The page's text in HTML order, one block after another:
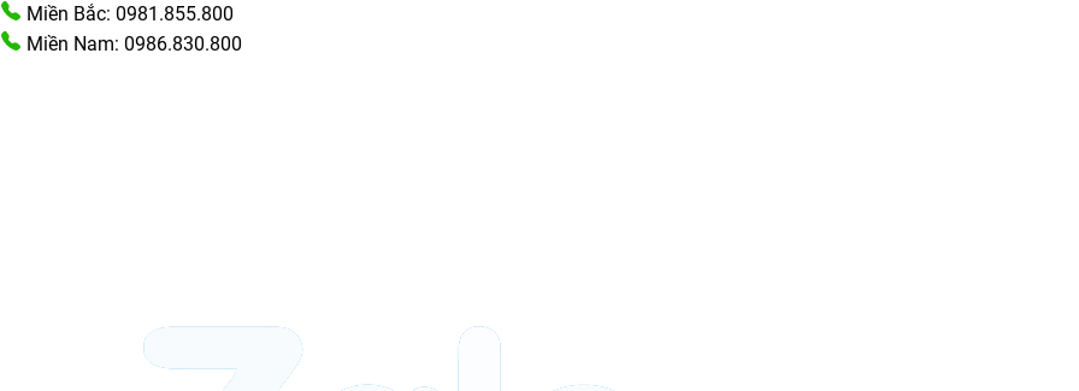
Miền Bắc: 0981.855.800
Miền Nam: 0986.830.800